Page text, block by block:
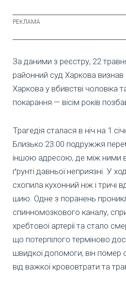
За даними з реєстру, 22
районний суд Харкова
Харкова у вбивстві чоловіка
покарання — вісім років
Трагедія сталася в ніч на 1
Близько 23:00 подружжя
іншою адресою, де між ними
ґрунті давньої неприязні. У
схопила кухонний ніж і тричі
шию. Одне з поранень
спинномозкового каналу,
хребтової артерії та стало
що потерпілого терміново
швидкої допомоги, він помер
від важкої крововтрати та